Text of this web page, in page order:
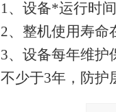
1、设备*运行时
2、整机使用寿
3、设备每年维护
不少于3年，防护